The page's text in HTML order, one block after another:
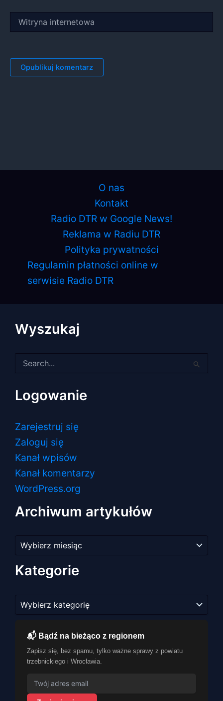
internetowa
O nas
Kontakt
Radio DTR w Google News!
Reklama w Radiu DTR
Polityka prywatności
Regulamin płatności online w
serwisie Radio DTR
Wyszukaj
dla:
Logowanie
Zarejestruj się
Zaloguj się
Kanał wpisów
Kanał komentarzy
WordPress.org
Archiwum artykułów
artykułów
Kategorie
📬 Bądź na bieżąco z regionem
Zapisz się, bez spamu, tylko ważne sprawy z powiatu
trzebnickiego i Wrocławia.